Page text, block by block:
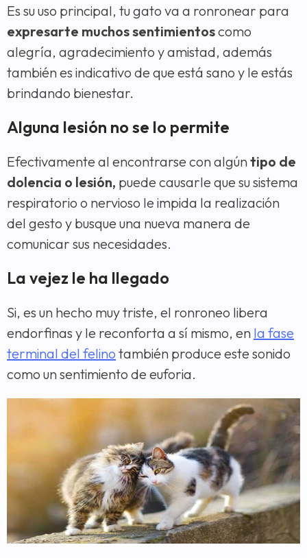
Es su uso principal, tu gato va a ronronear para
expresarte muchos sentimientoscomo
alegría, agradecimiento y amistad, además
también es indicativo de que está sano y le estás
brindando bienestar.
Alguna lesión no se lo permite
Efectivamente al encontrarse con algúntipo de
dolencia o lesión, puede causarle que su sistema
respiratorio o nervioso le impida la realización
del gesto y busque una nueva manera de
comunicar sus necesidades.
La vejez le ha llegado
Si, es un hecho muy triste, el ronroneo libera
endorfinas y le reconforta a sí mismo, en la fase
terminal del felino también produce este sonido
como un sentimiento de euforia.